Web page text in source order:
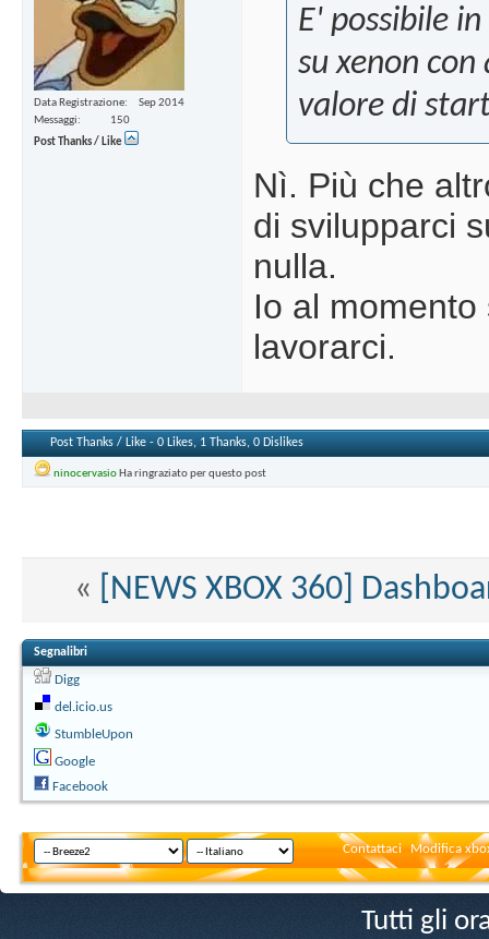
Data Registrazione
Sep 2014
Messaggi
150
Post Thanks / Like
E' possibile
su xenon
valore di
Nì. Più che
di svilupparci
nulla.
Io al
lavorarci.
Post Thanks / Like - 0 Likes, 1 Thanks, 0 Dislikes
ninocervasio Ha ringraziato per questo post
« [NEWS XBOX 360]
Segnalibri
Digg
del.icio.us
StumbleUpon
Google
Facebook
Contattaci Modifica
Tutti gli